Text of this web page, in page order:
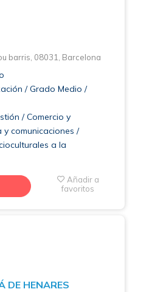
barris, 08031, Barcelona
/ Grado Medio /
/ Comercio y
comunicaciones /
a la
Añadir a
favoritos
DE HENARES